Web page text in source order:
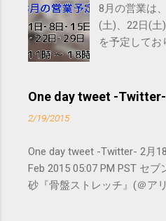
8月の営業は
(土)、22日(土
を予定してお
す。 電話に
ので、ご予約
One day tweet -Twitter-
2/19/2015
One day tweet -Twitter- 2月
Feb 2015 05:07 PM PST セ
砂『骨盤ストレッチ』(＠ア